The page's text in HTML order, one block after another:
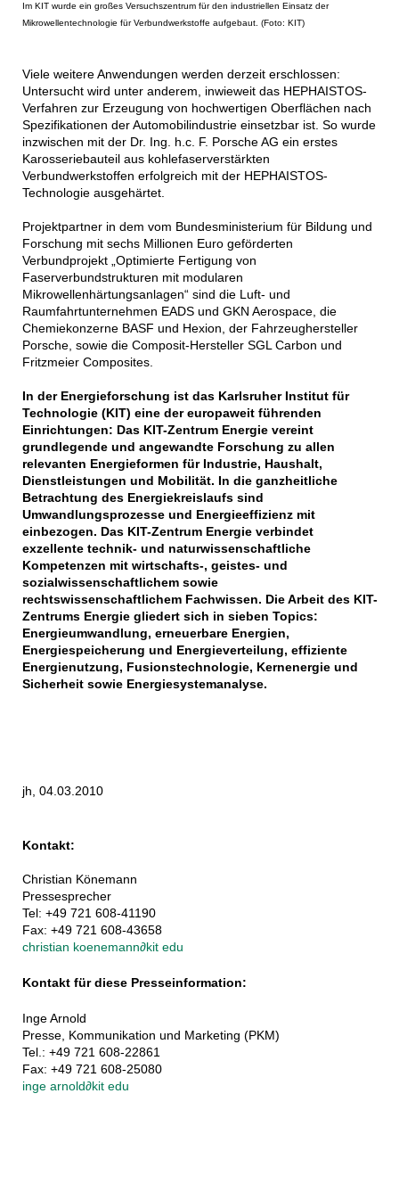
Im KIT wurde ein großes Versuchszentrum für den industriellen Einsatz der
Mikrowellentechnologie für Verbundwerkstoffe aufgebaut. (Foto: KIT)
Viele weitere Anwendungen werden derzeit erschlossen:
Untersucht wird unter anderem, inwieweit das HEPHAISTOS-
Verfahren zur Erzeugung von hochwertigen Oberflächen nach
Spezifikationen der Automobilindustrie einsetzbar ist. So wurde
inzwischen mit der Dr. Ing. h.c. F. Porsche AG ein erstes
Karosseriebauteil aus kohlefaserverstärkten
Verbundwerkstoffen erfolgreich mit der HEPHAISTOS-
Technologie ausgehärtet.
Projektpartner in dem vom Bundesministerium für Bildung und
Forschung mit sechs Millionen Euro geförderten
Verbundprojekt „Optimierte Fertigung von
Faserverbundstrukturen mit modularen
Mikrowellenhärtungsanlagen“ sind die Luft- und
Raumfahrtunternehmen EADS und GKN Aerospace, die
Chemiekonzerne BASF und Hexion, der Fahrzeughersteller
Porsche, sowie die Composit-Hersteller SGL Carbon und
Fritzmeier Composites.
In der Energieforschung ist das Karlsruher Institut für
Technologie (KIT) eine der europaweit führenden
Einrichtungen: Das KIT-Zentrum Energie vereint
grundlegende und angewandte Forschung zu allen
relevanten Energieformen für Industrie, Haushalt,
Dienstleistungen und Mobilität. In die ganzheitliche
Betrachtung des Energiekreislaufs sind
Umwandlungsprozesse und Energieeffizienz mit
einbezogen. Das KIT-Zentrum Energie verbindet
exzellente technik- und naturwissenschaftliche
Kompetenzen mit wirtschafts-, geistes- und
sozialwissenschaftlichem sowie
rechtswissenschaftlichem Fachwissen. Die Arbeit des KIT-
Zentrums Energie gliedert sich in sieben Topics:
Energieumwandlung, erneuerbare Energien,
Energiespeicherung und Energieverteilung, effiziente
Energienutzung, Fusionstechnologie, Kernenergie und
Sicherheit sowie Energiesystemanalyse.
jh, 04.03.2010
Kontakt:
Christian Könemann
Pressesprecher
Tel: +49 721 608-41190
Fax: +49 721 608-43658
christian koenemann∂kit edu
Kontakt für diese Presseinformation:
Inge Arnold
Presse, Kommunikation und Marketing (PKM)
Tel.: +49 721 608-22861
Fax: +49 721 608-25080
inge arnold∂kit edu